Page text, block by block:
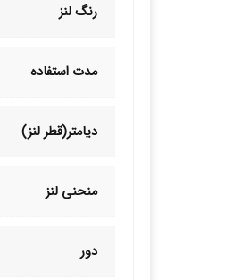
رنگ لنز
مدت استفاده
دیامتر(قطر لنز)
منحنی لنز
دور